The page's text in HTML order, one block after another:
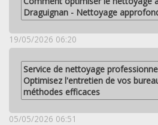
Draguignan - Nettoyage
19/05/2026 06:20
Service de nettoyage
Optimisez l'entretien de vos
méthodes efficaces
05/05/2026 06:51